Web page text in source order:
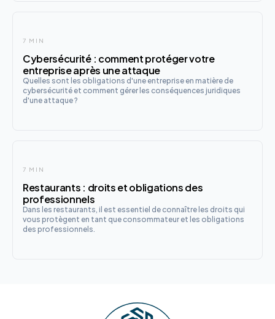
7 MIN
Cybersécurité : comment protéger votre
entreprise après une attaque
Quelles sont les obligations d'une entreprise en matière de
cybersécurité et comment gérer les conséquences juridiques
d'une attaque ?
7 MIN
Restaurants : droits et obligations des
professionnels
Dans les restaurants, il est essentiel de connaître les droits qui
vous protègent en tant que consommateur et les obligations
des professionnels.